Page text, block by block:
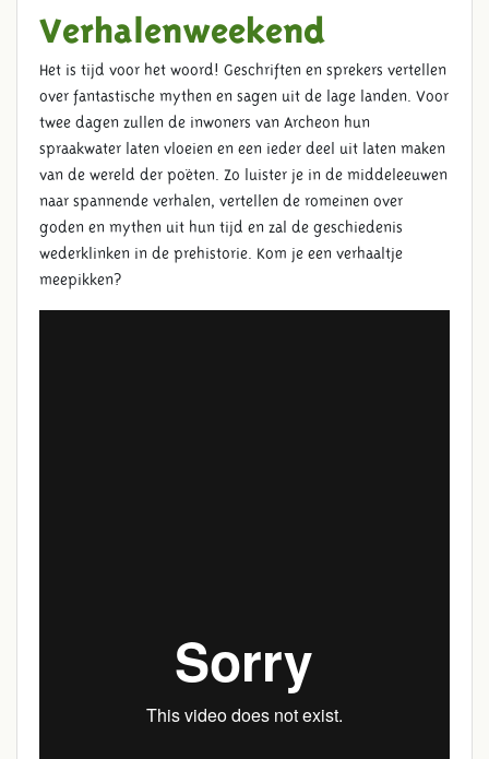
Verhalenweekend
Het is tijd voor het woord! Geschriften en sprekers vertellen
over fantastische mythen en sagen uit de lage landen. Voor
twee dagen zullen de inwoners van Archeon hun
spraakwater laten vloeien en een ieder deel uit laten maken
van de wereld der poëten. Zo luister je in de middeleeuwen
naar spannende verhalen, vertellen de romeinen over
goden en mythen uit hun tijd en zal de geschiedenis
wederklinken in de prehistorie. Kom je een verhaaltje
meepikken?